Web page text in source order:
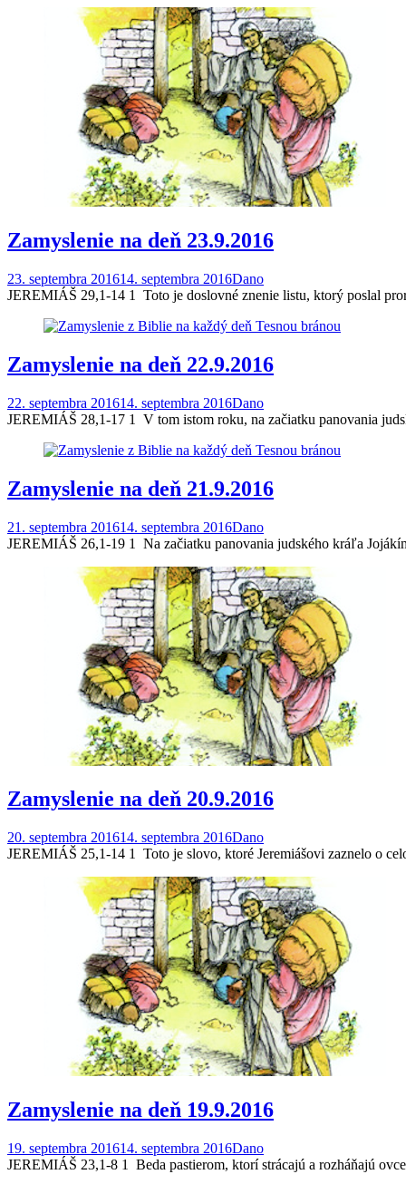
Zamyslenie na deň 23.9.2016
23. septembra 201614. septembra 2016Dano
JEREMIÁŠ 29,1-14 1 Toto je doslovné znenie listu, ktorý poslal
Zamyslenie na deň 22.9.2016
22. septembra 201614. septembra 2016Dano
JEREMIÁŠ 28,1-17 1 V tom istom roku, na začiatku panovania
Zamyslenie na deň 21.9.2016
21. septembra 201614. septembra 2016Dano
JEREMIÁŠ 26,1-19 1 Na začiatku panovania judského kráľa
Zamyslenie na deň 20.9.2016
20. septembra 201614. septembra 2016Dano
JEREMIÁŠ 25,1-14 1 Toto je slovo, ktoré Jeremiášovi zaznelo o
Zamyslenie na deň 19.9.2016
19. septembra 201614. septembra 2016Dano
JEREMIÁŠ 23,1-8 1 Beda pastierom, ktorí strácajú a rozháňajú